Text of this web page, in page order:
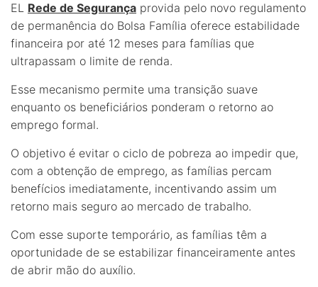
EL Rede de Segurança provida pelo novo regulamento
de permanência do Bolsa Família oferece estabilidade
financeira por até 12 meses para famílias que
ultrapassam o limite de renda.
Esse mecanismo permite uma transição suave
enquanto os beneficiários ponderam o retorno ao
emprego formal.
O objetivo é evitar o ciclo de pobreza ao impedir que,
com a obtenção de emprego, as famílias percam
benefícios imediatamente, incentivando assim um
retorno mais seguro ao mercado de trabalho.
Com esse suporte temporário, as famílias têm a
oportunidade de se estabilizar financeiramente antes
de abrir mão do auxílio.